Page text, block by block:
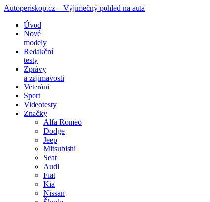
Autoperiskop.cz – Výjimečný pohled na auta
Přejít
obsahu
webu
Úvod
Nové
modely
Redakční
testy
Zprávy
a zajímavosti
Veteráni
Sport
Videotesty
Značky
Alfa Romeo
Dodge
Jeep
Mitsubishi
Seat
Audi
Fiat
Kia
Nissan